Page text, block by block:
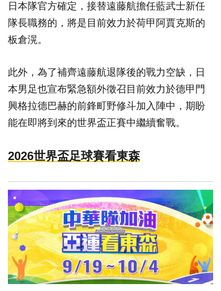
日本隊官方確定，接替遠藤航擔任藍武士新任
隊長職務的，將是目前效力於荷甲阿賈克斯的
板倉滉。
此外，為了補齊遠藤航退隊後的戰力空缺，日
本男足也宣布緊急額外徵召目前效力於德甲門
興格拉德巴赫的前鋒町野修斗加入陣中，期盼
能在即將到來的世界盃正賽中繼續奮戰。
2026世界盃足球賽看東森